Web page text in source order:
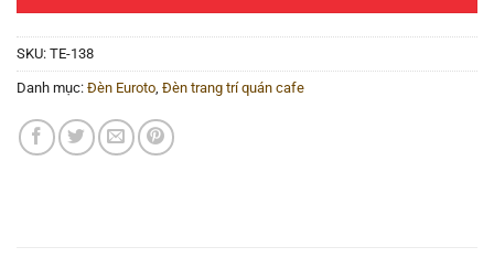
SKU: TE-138
Danh mục: Đèn Euroto Đèn trang trí quán cafe